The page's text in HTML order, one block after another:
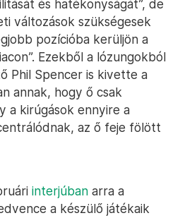
és hatékonyságát”, de
változások szükségesek
pozícióba kerüljön a
Ezekből a lózungokból
Phil Spencer is kivette a
annak, hogy ő csak
a kirúgások ennyire a
az ő feje fölött
interjúban arra a
a készülő játékaik